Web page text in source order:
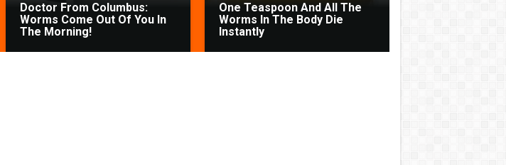
Doctor From Columbus:
Worms Come Out Of You In
The Morning!
One Teaspoon And All The
Worms In The Body Die
Instantly